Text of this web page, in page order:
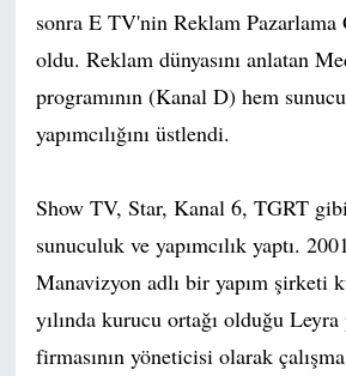
sonra E TV'nin Reklam Pazarlama
oldu. Reklam dünyasını anlatan
programının (Kanal D) hem
yapımcılığını üstlendi.
Show TV, Star, Kanal 6, TGRT
sunuculuk ve yapımcılık yaptı.
Manavizyon adlı bir yapım şirketi
yılında kurucu ortağı olduğu
firmasının yöneticisi olarak